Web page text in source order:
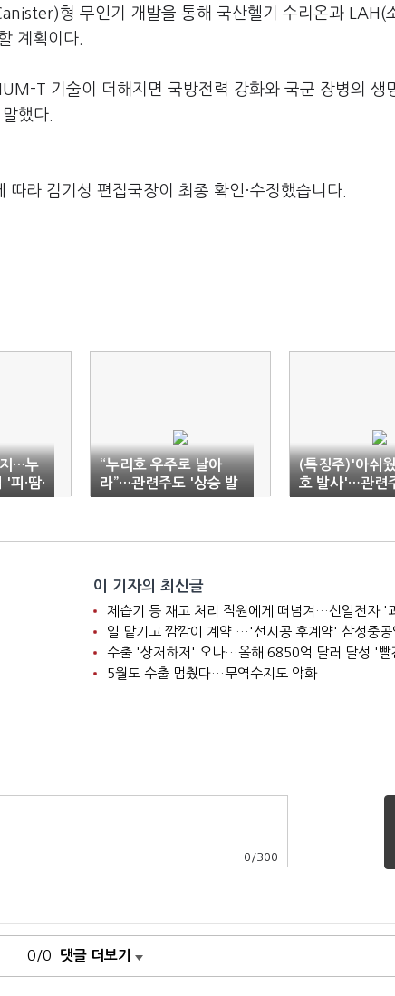
형 무인기 개발을 통해 국산헬기 수리온과 LAH(
계획이다.
T 기술이 더해지면 국방전력 강화와 국군 장병의 생
했다.
라 김기성 편집국장이 최종 확인·수정했습니다.
지…누
피·땀·
“누리호 우주로 날아
라”…관련주도 '상승 발
사'
(특징주)'아쉬
호 발사'…관련
세
이 기자의 최신글
제습기 등 재고 처리 직원에게 떠넘겨…신일전자 '
일 맡기고 깜깜이 계약 …'선시공 후계약' 삼성중공
수출 '상저하저' 오나…올해 6850억 달러 달성 '빨
5월도 수출 멈췄다…무역수지도 악화
0 /300
0/0 댓글 더보기